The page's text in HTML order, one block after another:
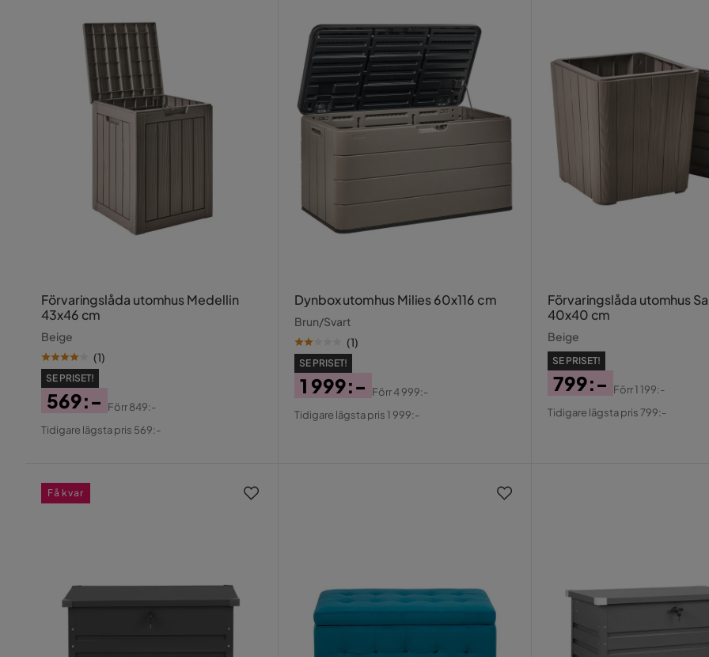
Förvaringslåda utomhus Medellin
43x46 cm
Beige
(1)
SE PRISET!
Pris
569:-
Original
Förr849:-
Tidigare lägsta pris 569:-
Dynbox utomhus Milies 60x116 cm
Brun/Svart
(1)
SE PRISET!
Pris
1 999:-
Original
Förr4 999:-
Tidigare lägsta pris 1 999:-
Förvaringslåda utomhus
40x40 cm
Beige
SE PRISET!
Pris
799:-
Original
Förr1 199:-
Tidigare lägsta pris 799:-
Få kvar